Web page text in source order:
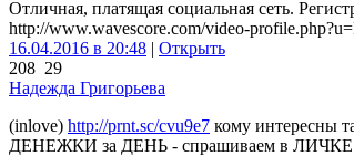
Отличная, платящая социальная сеть.
http://www.wavescore.com/video-
16.04.2016 в 20:48 | Открыть
208 29
Надежда Григорьева
(inlove) http://prnt.sc/cvu9e7 кому интересны
ДЕНЕЖКИ за ДЕНЬ - спрашиваем в ЛИЧКЕ